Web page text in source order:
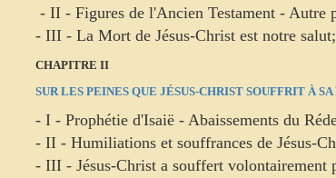
- II - Figures de l'Ancien Testament - Autre
- III - La Mort de Jésus-Christ est notre
CHAPITRE II
SUR LES PEINES QUE JÉSUS-CHRIST SOUFFRIT À
- I - Prophétie d'Isaië - Abaissements du
- II - Humiliations et souffrances de Jésus-
- III - Jésus-Christ a souffert volontairement